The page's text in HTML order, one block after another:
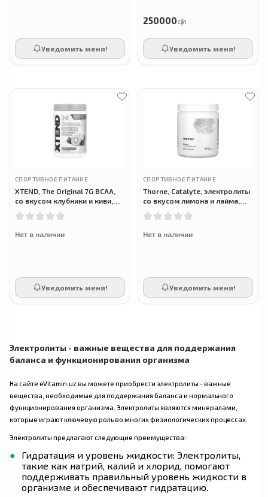
Уведомить меня!
250000сӯм
Уведомить меня!
СПОРТИВНОЕ ПИТАНИЕ
XTEND, The Original 7G BCAA,
со вкусом клубники и киви,
Нет в наличии
Уведомить меня!
СПОРТИВНОЕ ПИТАНИЕ
Thorne, Catalyte, электролиты
со вкусом лимона и лайма,
Нет в наличии
Уведомить меня!
Электролиты - важные вещества для поддержания
баланса и функционирования организма
На сайте eVitamin.uz вы можете приобрести электролиты - важные
вещества, необходимые для поддержания баланса и нормального
функционирования организма. Электролиты являются минералами,
которые играют ключевую роль во многих физиологических процессах.
Электролиты предлагают следующие преимущества:
Гидратация и уровень жидкости: Электролиты,
такие как натрий, калий и хлорид, помогают
поддерживать правильный уровень жидкости в
организме и обеспечивают гидратацию.